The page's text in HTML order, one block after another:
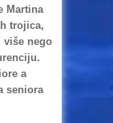
Martina
trojica,
nego
a
seniora